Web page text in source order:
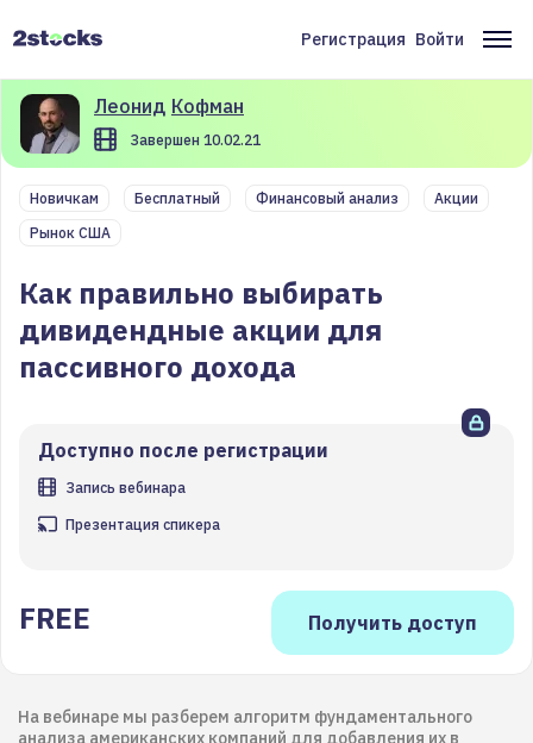
содержанию
Меню
пользователя
Регистрация Войти
Леонид Кофман
Завершен 10.02.21
Как правильно выбирать
дивидендные акции для
пассивного дохода
Доступно после регистрации
Запись вебинара
Презентация спикера
Новичкам Бесплатный Финансовый анализ
Акции
Рынок США
FREE
На вебинаре мы разберем алгоритм фундаментального
анализа американских компаний для добавления их в